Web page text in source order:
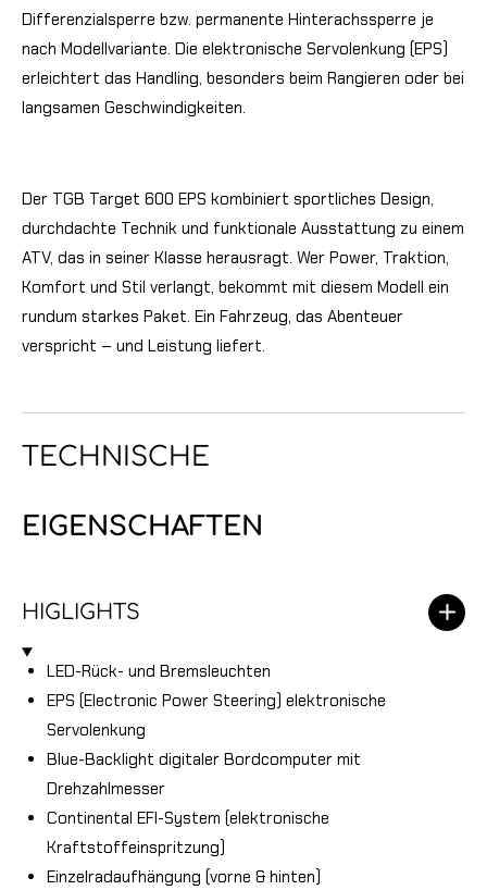
Differenzialsperre bzw. permanente Hinterachssperre je
nach Modellvariante. Die elektronische Servolenkung (EPS)
erleichtert das Handling, besonders beim Rangieren oder bei
langsamen Geschwindigkeiten.
Der TGB Target 600 EPS kombiniert sportliches Design,
durchdachte Technik und funktionale Ausstattung zu einem
ATV, das in seiner Klasse herausragt. Wer Power, Traktion,
Komfort und Stil verlangt, bekommt mit diesem Modell ein
rundum starkes Paket. Ein Fahrzeug, das Abenteuer
verspricht – und Leistung liefert.
TECHNISCHE
EIGENSCHAFTEN
HIGLIGHTS
LED-Rück- und Bremsleuchten
EPS (Electronic Power Steering) elektronische
Servolenkung
Blue-Backlight digitaler Bordcomputer mit
Drehzahlmesser
Continental EFI-System (elektronische
Kraftstoffeinspritzung)
Einzelradaufhängung (vorne & hinten)